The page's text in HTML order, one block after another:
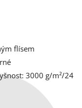
flísem
3000 g/m²/24